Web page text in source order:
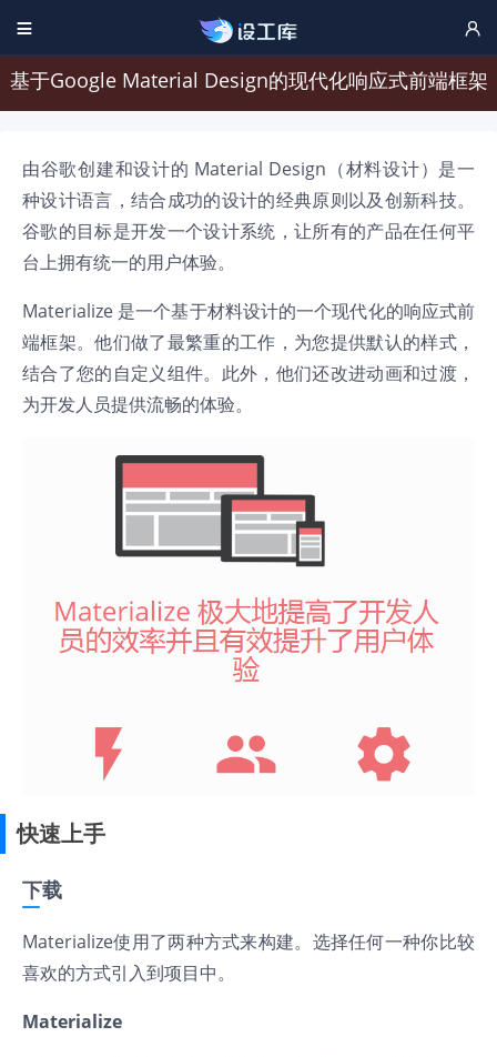
 
基于Google Material Design的现代化响应式前端框架
由谷歌创建和设计的 Material Design（材料设计）是一
种设计语言，结合成功的设计的经典原则以及创新科技。
谷歌的目标是开发一个设计系统，让所有的产品在任何平
台上拥有统一的用户体验。
Materialize 是一个基于材料设计的一个现代化的响应式前
端框架。他们做了最繁重的工作，为您提供默认的样式，
结合了您的自定义组件。此外，他们还改进动画和过渡，
为开发人员提供流畅的体验。
快速上手
下载
Materialize使用了两种方式来构建。选择任何一种你比较
喜欢的方式引入到项目中。
Materialize